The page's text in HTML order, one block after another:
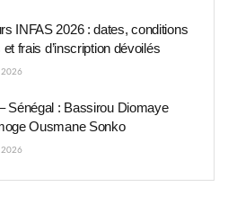
INFAS 2026 : dates, conditions
et frais d’inscription dévoilés
Sénégal : Bassirou Diomaye
Ousmane Sonko